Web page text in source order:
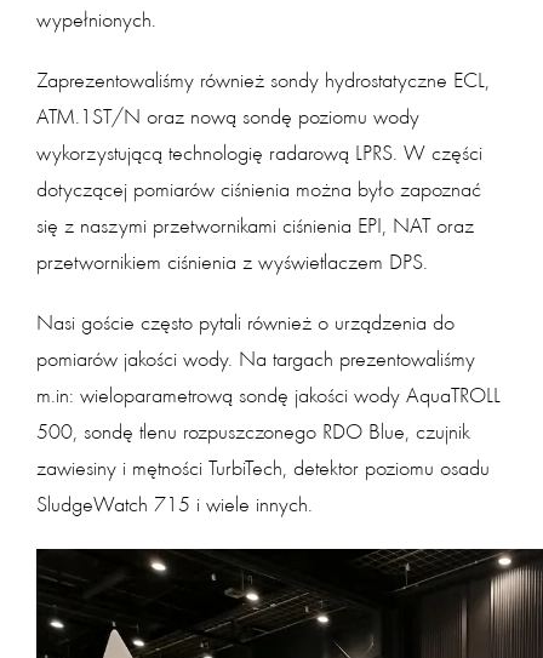
wypełnionych.
Zaprezentowaliśmy również sondy hydrostatyczne ECL,
ATM.1ST/N oraz nową sondę poziomu wody
wykorzystującą technologię radarową LPRS. W części
dotyczącej pomiarów ciśnienia można było zapoznać
się z naszymi przetwornikami ciśnienia EPI, NAT oraz
przetwornikiem ciśnienia z wyświetlaczem DPS.
Nasi goście często pytali również o urządzenia do
pomiarów jakości wody. Na targach prezentowaliśmy
m.in: wieloparametrową sondę jakości wody AquaTROLL
500, sondę tlenu rozpuszczonego RDO Blue, czujnik
zawiesiny i mętności TurbiTech, detektor poziomu osadu
SludgeWatch 715 i wiele innych.